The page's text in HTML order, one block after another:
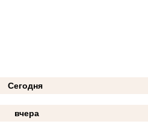
Сегодня
вчера